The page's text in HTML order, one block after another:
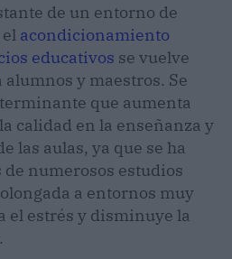
de un entorno de
acondicionamiento
educativos se vuelve
y maestros. Se
que aumenta
calidad en la enseñanza y
las aulas, ya que se ha
numerosos estudios
a entornos muy
el estrés y disminuye la